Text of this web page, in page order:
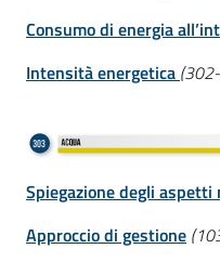
Consumo di energia
Intensità energetica
Spiegazione degli aspetti
Approccio di gestione